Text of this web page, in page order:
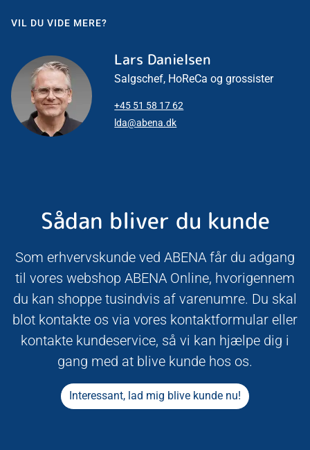
VIL DU VIDE MERE?
Lars Danielsen
Salgschef, HoReCa og grossister
+45 51 58 17 62
lda@abena.dk
Sådan bliver du kunde
Som erhvervskunde ved ABENA får du adgang
til vores webshop ABENA Online, hvorigennem
du kan shoppe tusindvis af varenumre. Du skal
blot kontakte os via vores kontaktformular eller
kontakte kundeservice, så vi kan hjælpe dig i
gang med at blive kunde hos os.
Interessant, lad mig blive kunde nu!